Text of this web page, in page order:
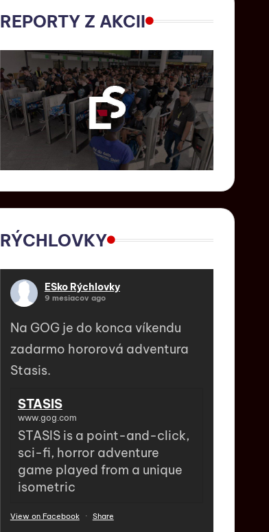
REPORTY Z AKCII
RÝCHLOVKY
ESko Rýchlovky
9 mesiacov ago
Na GOG je do konca víkendu
zadarmo hororová adventura
Stasis.
STASIS
www.gog.com
STASIS is a point-and-click,
sci-fi, horror adventure
game played from a unique
isometric
View on Facebook · Share